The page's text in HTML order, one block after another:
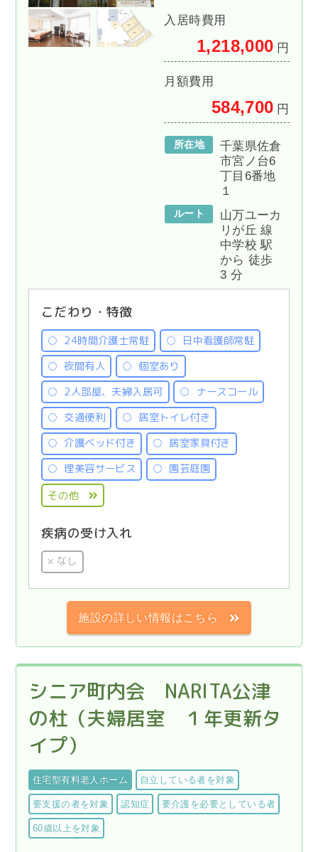
入居時費用
1,218,000 円
月額費用
584,700 円
所在地
千葉県佐倉
市宮ノ台6
丁目6番地
１
ルート
山万ユーカ
リが丘 線
中学校 駅
から 徒歩
3 分
こだわり・特徴
24時間介護士常駐
日中看護師常駐
夜間有人
個室あり
2人部屋、夫婦入居可
ナースコール
交通便利
居室トイレ付き
介護ベッド付き
居室家具付き
理美容サービス
園芸庭園
その他
疾病の受け入れ
なし
施設の詳しい情報はこちら
シニア町内会 NARITA公津
の杜（夫婦居室 １年更新タ
イプ）
住宅型有料老人ホーム 自立している者を対象
要支援の者を対象 認知症 要介護を必要としている者
60歳以上を対象